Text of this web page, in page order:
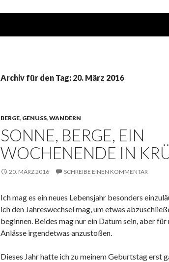
Archiv für den Tag: 20. März 2016
BERGE, GENUSS, WANDERN
SONNE, BERGE, EIN
WOCHENENDE IN
20. MÄRZ 2016 SCHREIBE EINEN KOMMENTAR
Ich mag es ein neues Lebensjahr besonders
ich den Jahreswechsel mag, um etwas
beginnen. Beides mag nur ein Datum sein, aber für
Anlässe irgendetwas anzustoßen.
Dieses Jahr hatte ich zu meinem Geburtstag erst